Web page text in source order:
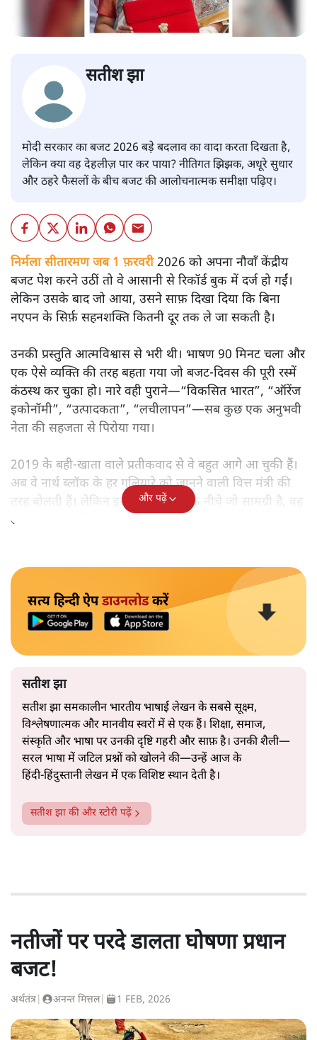
सतीश झा
मोदी सरकार का बजट 2026 बड़े बदलाव का वादा करता दिखता है,
लेकिन क्या वह देहलीज़ पार कर पाया? नीतिगत झिझक, अधूरे सुधार
और ठहरे फैसलों के बीच बजट की आलोचनात्मक समीक्षा पढ़िए।
निर्मला सीतारमण जब 1 फ़रवरी2026 को अपना नौवाँ केंद्रीय
बजट पेश करने उठीं तो वे आसानी से रिकॉर्ड बुक में दर्ज हो गईं।
लेकिन उसके बाद जो आया, उसने साफ़ दिखा दिया कि बिना
नएपन के सिर्फ़ सहनशक्ति कितनी दूर तक ले जा सकती है।
उनकी प्रस्तुति आत्मविश्वास से भरी थी। भाषण 90 मिनट चला और
एक ऐसे व्यक्ति की तरह बहता गया जो बजट‑दिवस की पूरी रस्में
कंठस्थ कर चुका हो। नारे वही पुराने—“विकसित भारत”, “ऑरेंज
इकोनॉमी”, “उत्पादकता”, “लचीलापन”—सब कुछ एक अनुभवी
नेता की सहजता से पिरोया गया।
2019 के बही‑खाता वाले प्रतीकवाद से वे बहुत आगे आ चुकी हैं।
अब वे नार्थ ब्लॉक के हर गलियारे को जानने वाली वित्त मंत्री की
तरह बोलती हैं। लेकिन इस आत्मविश्वास के नीचे जो सामग्री है, वह
उतनी ही अनुमानित और दोहराव भरी।
और पढ़ें
सत्य हिन्दी ऐपडाउनलोडकरें
सतीश झा
सतीश झा समकालीन भारतीय भाषाई लेखन के सबसे सूक्ष्म,
विश्लेषणात्मक और मानवीय स्वरों में से एक हैं। शिक्षा, समाज,
संस्कृति और भाषा पर उनकी दृष्टि गहरी और साफ़ है। उनकी शैली—
सरल भाषा में जटिल प्रश्नों को खोलने की—उन्हें आज के
हिंदी‑हिंदुस्तानी लेखन में एक विशिष्ट स्थान देती है।
सतीश झा की और स्टोरी पढ़ें
नतीजों पर परदे डालता घोषणा प्रधान
बजट!
अर्थतंत्र अनन्त मित्तल| 1 FEB, 2026